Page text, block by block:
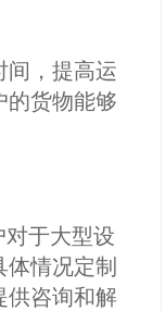
间，提高运
的货物能够
于大型设
情况定制
供咨询和解